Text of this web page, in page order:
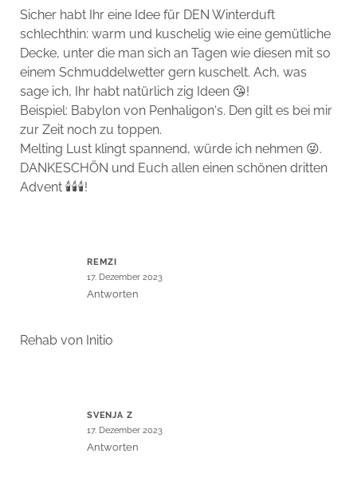
Sicher habt Ihr eine Idee für DEN Winterduft
schlechthin: warm und kuschelig wie eine gemütliche
Decke, unter die man sich an Tagen wie diesen mit so
einem Schmuddelwetter gern kuschelt. Ach, was
sage ich, Ihr habt natürlich zig Ideen 😘!
Beispiel: Babylon von Penhaligon‘s. Den gilt es bei mir
zur Zeit noch zu toppen.
Melting Lust klingt spannend, würde ich nehmen 😜.
DANKESCHÖN und Euch allen einen schönen dritten
Advent 🕯️🕯️🕯️!
REMZI
17. Dezember 2023
Antworten
Rehab von Initio
SVENJA Z
17. Dezember 2023
Antworten